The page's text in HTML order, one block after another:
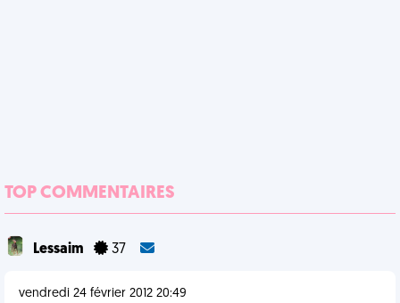
TOP COMMENTAIRES
Lessaim 37
vendredi 24 février 2012 20:49